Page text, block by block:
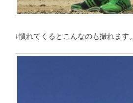
↓慣れてくるとこんなのも撮れます。